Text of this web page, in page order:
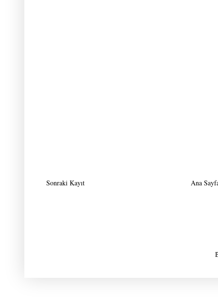
Sonraki Kayıt Ana